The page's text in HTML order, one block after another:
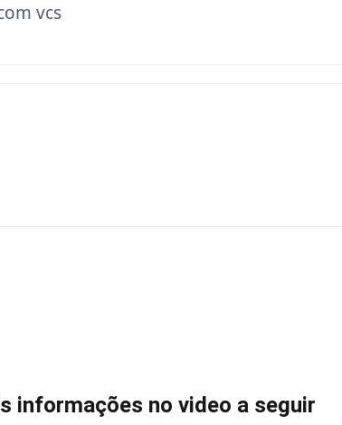
vcs
informações no video a seguir